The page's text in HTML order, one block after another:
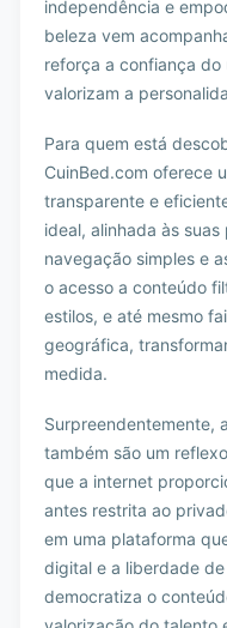
independência e
beleza vem
reforça a confiança
valorizam a
Para quem está
CuinBed.com oferece
transparente e
ideal, alinhada às
navegação simples e
o acesso a conteúdo
estilos, e até mesmo
geográfica,
medida.
Surpreendentemente,
também são um
que a internet
antes restrita ao
em uma plataforma
digital e a liberdade
democratiza o